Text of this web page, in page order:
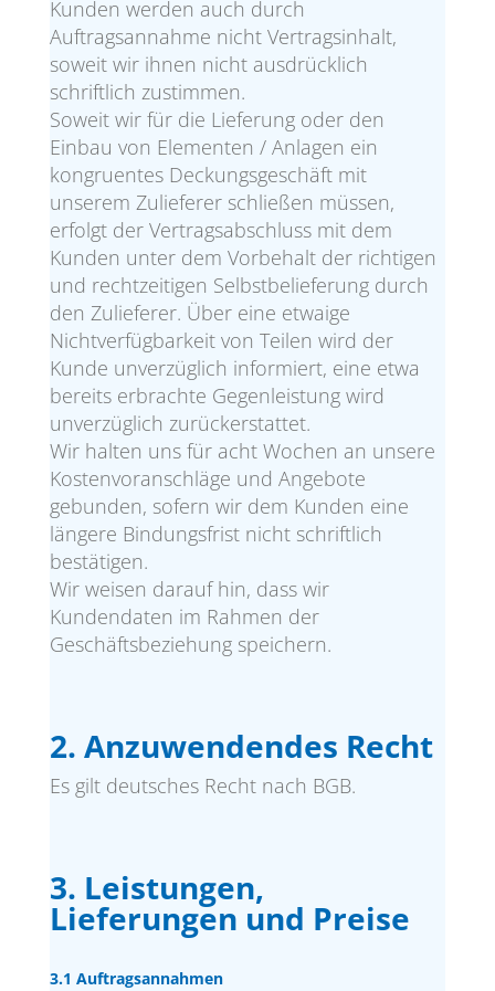
Kunden werden auch durch
Auftragsannahme nicht Vertragsinhalt,
soweit wir ihnen nicht ausdrücklich
schriftlich zustimmen.
Soweit wir für die Lieferung oder den
Einbau von Elementen / Anlagen ein
kongruentes Deckungsgeschäft mit
unserem Zulieferer schließen müssen,
erfolgt der Vertragsabschluss mit dem
Kunden unter dem Vorbehalt der richtigen
und rechtzeitigen Selbstbelieferung durch
den Zulieferer. Über eine etwaige
Nichtverfügbarkeit von Teilen wird der
Kunde unverzüglich informiert, eine etwa
bereits erbrachte Gegenleistung wird
unverzüglich zurückerstattet.
Wir halten uns für acht Wochen an unsere
Kostenvoranschläge und Angebote
gebunden, sofern wir dem Kunden eine
längere Bindungsfrist nicht schriftlich
bestätigen.
Wir weisen darauf hin, dass wir
Kundendaten im Rahmen der
Geschäftsbeziehung speichern.
2. Anzuwendendes Recht
Es gilt deutsches Recht nach BGB.
3. Leistungen,
Lieferungen und Preise
3.1 Auftragsannahmen